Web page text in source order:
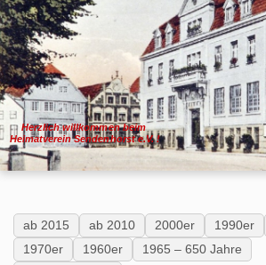
Herzlich willkommen beim
Heimatverein Sendenhorst e.V. !
ab 2015 ab 2010 2000er 1990er
1970er
1960er
1965 – 650 Jahre